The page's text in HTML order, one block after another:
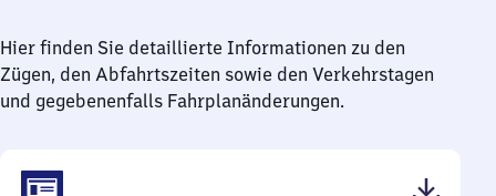
Hier finden Sie detaillierte Informationen zu den
Zügen, den Abfahrtszeiten sowie den Verkehrstagen
und gegebenenfalls Fahrplanänderungen.